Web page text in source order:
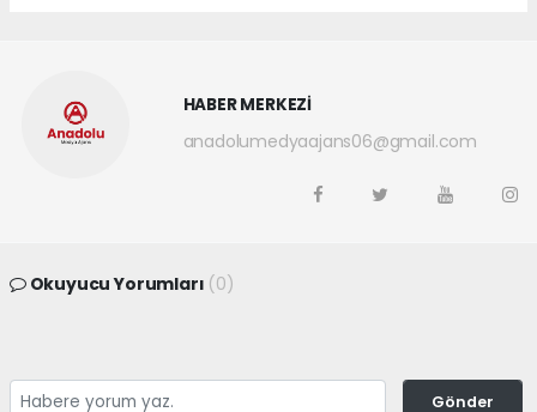
HABER MERKEZİ
anadolumedyaajans06@gmail.com
Okuyucu Yorumları (0)
Gönder